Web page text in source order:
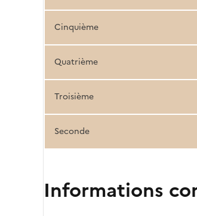
Cinquième
Quatrième
Troisième
Seconde
Informations